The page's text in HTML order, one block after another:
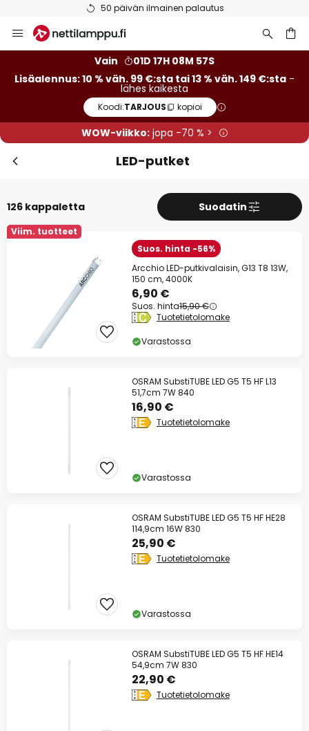
Ilmainen toimitus väh. 99 euron tilauksille
to
Vain
01D 17H 08M 57S
Lisäalennus: 10 % väh. 99 €:sta tai 13 % väh. 149 €:sta -
lähes kaikesta
Koodi:TARJOUS kopioi
WOW-viikko:jopa -70 % >
LED-putket
126 kappaletta Suodatin
Viim. tuotteet
Suos. hinta -56%
Arcchio LED-putkivalaisin, G13 T8 13W,
150 cm, 4000K
6,90 €
Suos. hinta15,90 €
Tuotetietolomake
Varastossa
OSRAM SubstiTUBE LED G5 T5 HF L13
51,7cm 7W 840
16,90 €
Tuotetietolomake
Varastossa
OSRAM SubstiTUBE LED G5 T5 HF HE28
114,9cm 16W 830
25,90 €
Tuotetietolomake
Varastossa
OSRAM SubstiTUBE LED G5 T5 HF HE14
54,9cm 7W 830
22,90 €
Tuotetietolomake